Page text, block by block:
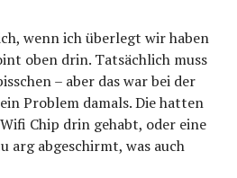
wenn ich überlegt wir haben
oben drin. Tatsächlich muss
– aber das war bei der
Problem damals. Die hatten
Chip drin gehabt, oder eine
arg abgeschirmt, was auch